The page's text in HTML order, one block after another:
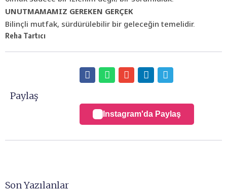
UNUTMAMAMIZ GEREKEN GERÇEK
Bilinçli mutfak, sürdürülebilir bir geleceğin temelidir.
Reha Tartıcı
Paylaş
Instagram'da Paylaş
Son Yazılanlar